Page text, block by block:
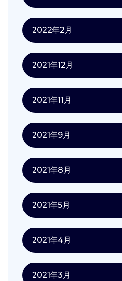
2022年2月
2021年12月
2021年11月
2021年9月
2021年8月
2021年5月
2021年4月
2021年3月